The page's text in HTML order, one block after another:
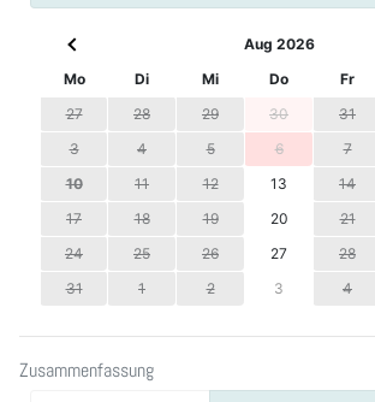
Aug 2026
Mo
Di Mi Do Fr
27
28 29 30 31
3
4 5 6 7
10
11 12 13 14
17
18 19 20 21
24
25 26 27 28
31
1 2 3 4
Zusammenfassung